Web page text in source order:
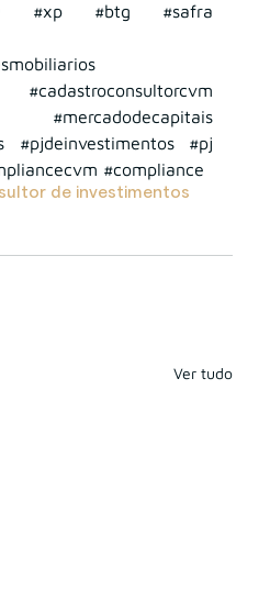
#xp #btg
#safra
#cadastroconsultorcvm
#mercadodecapitais
#pjdeinvestimentos
#pj
#compliance
de investimentos
Ver tudo